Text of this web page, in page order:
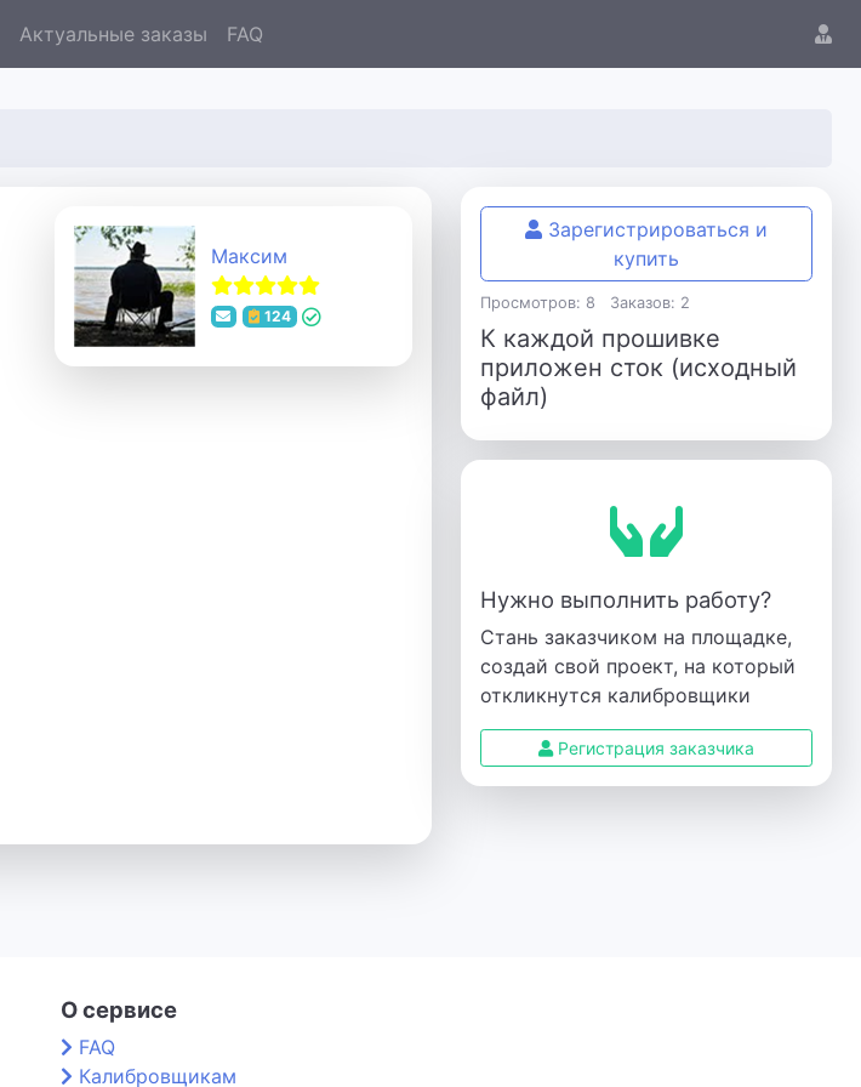
Актуальные заказы FAQ
Максим
124
Зарегистрироваться и
купить
Просмотров: 8 Заказов: 2
К каждой прошивке
приложен сток (исходный
файл)
Нужно выполнить работу?
Стань заказчиком на площадке,
создай свой проект, на который
откликнутся калибровщики
Регистрация заказчика
О сервисе
FAQ
Калибровщикам